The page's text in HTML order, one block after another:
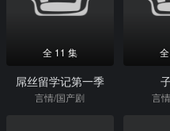
全 11 集
屌丝留学记第一季
言情/国产剧 言